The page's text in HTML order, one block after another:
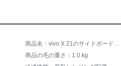
商品名：vivo X 21のサイドボードX 21 A X 21 i x 23充電式送話X 21 udaカードスロットカードホルダーのプレート原装X 11 UDAの末尾プラグインボード/前の指紋の原装着脱機
商品の毛の重さ：1.0 kg